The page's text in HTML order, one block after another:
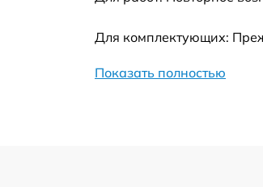
Замена батареи
Замена аудио выхода
Для комплектующих:
Показать полностью